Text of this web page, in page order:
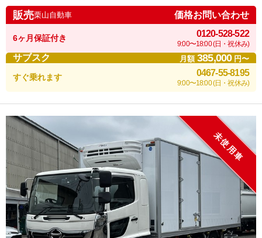
販売栗山自動車 価格お問い合わせ
6ヶ月保証付き 0120-528-522
9:00〜18:00 (日・祝休み)
サブスク 月額385,000円〜
すぐ乗れます 0467-55-8195
9:00〜18:00 (日・祝休み)
未使用車